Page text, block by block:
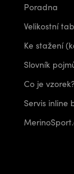
Poradna
Velikostní
Ke stažení
Slovník
Co je vzorek?
Servis inline